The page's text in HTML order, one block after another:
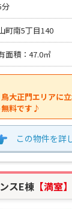
分
町南5丁目140
面積：47.0㎡
大正門エリアに
料です♪
この物件を詳
スE棟 【満室】